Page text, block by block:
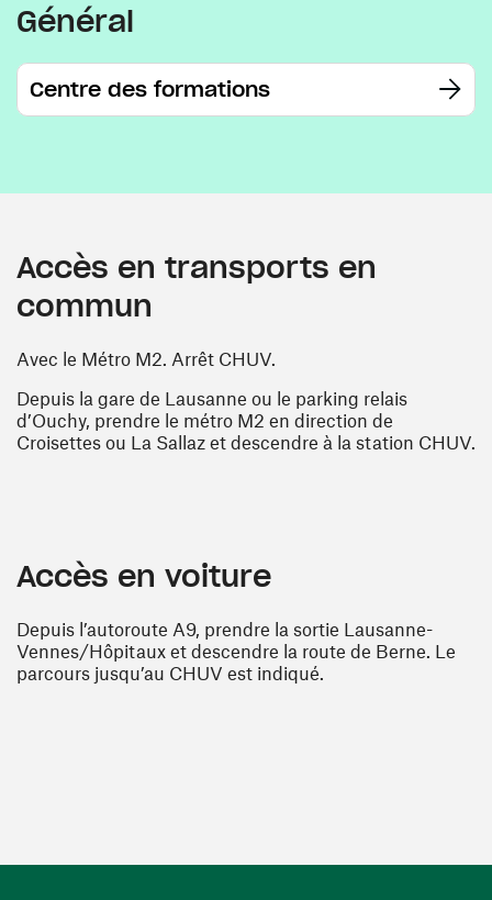
Général
Centre des formations
Accès en transports en
commun
Avec le Métro M2. Arrêt CHUV.
Depuis la gare de Lausanne ou le parking relais
d’Ouchy, prendre le métro M2 en direction de
Croisettes ou La Sallaz et descendre à la station CHUV.
Accès en voiture
Depuis l’autoroute A9, prendre la sortie Lausanne-
Vennes/Hôpitaux et descendre la route de Berne. Le
parcours jusqu’au CHUV est indiqué.